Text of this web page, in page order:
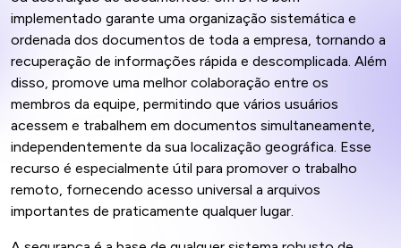
implementado garante uma organização sistemática e
ordenada dos documentos de toda a empresa, tornando a
recuperação de informações rápida e descomplicada. Além
disso, promove uma melhor colaboração entre os
membros da equipe, permitindo que vários usuários
acessem e trabalhem em documentos simultaneamente,
independentemente da sua localização geográfica. Esse
recurso é especialmente útil para promover o trabalho
remoto, fornecendo acesso universal a arquivos
importantes de praticamente qualquer lugar.